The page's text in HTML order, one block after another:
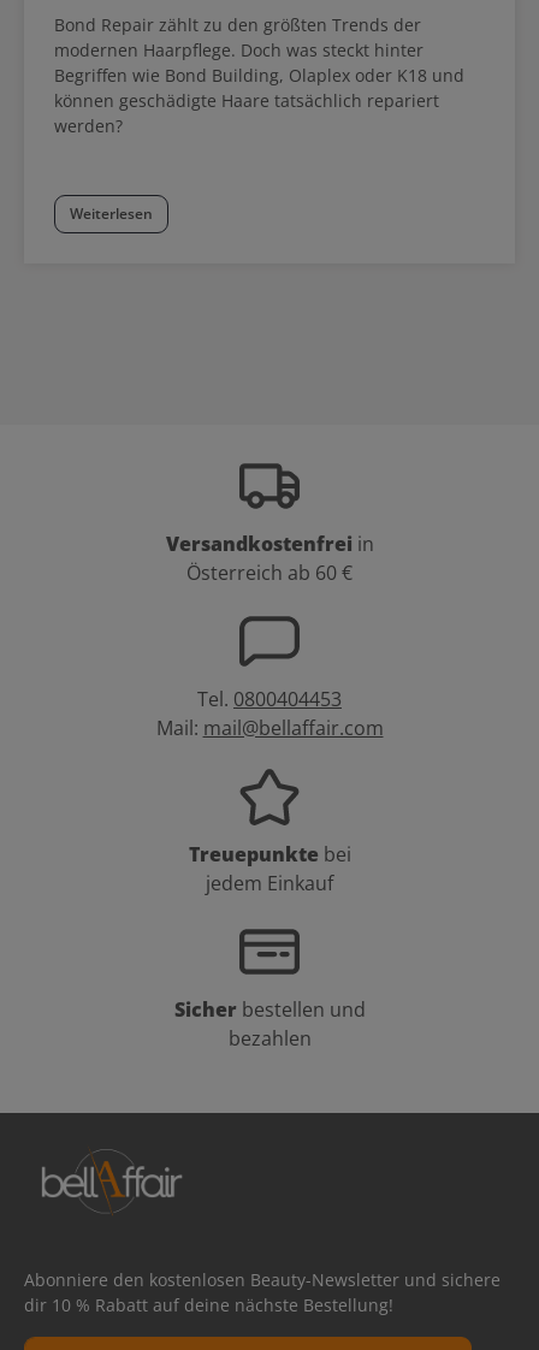
Bond Repair zählt zu den größten Trends der
modernen Haarpflege. Doch was steckt hinter
Begriffen wie Bond Building, Olaplex oder K18 und
können geschädigte Haare tatsächlich repariert
werden?
Weiterlesen
Versandkostenfrei in
Österreich ab 60 €
Tel. 0800404453
Mail: mail@bellaffair.com
Treuepunkte bei
jedem Einkauf
Sicher bestellen und
bezahlen
Abonniere den kostenlosen Beauty-Newsletter und sichere
dir 10 % Rabatt auf deine nächste Bestellung!